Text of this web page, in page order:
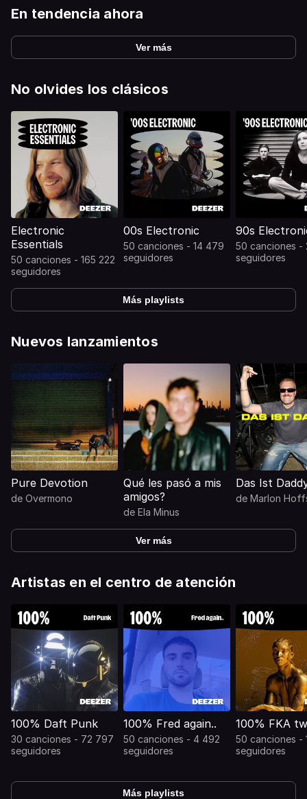
En tendencia ahora
Ver más
No olvides los clásicos
Electronic
Essentials
50 canciones - 165 222
seguidores
00s Electronic
50 canciones - 14 479
seguidores
90s
50 canciones -
seguidores
Más playlists
Nuevos lanzamientos
Pure Devotion
de Overmono
Qué les pasó a mis
amigos?
de Ela Minus
Das Ist
de Marlon
Ver más
Artistas en el centro de atención
100% Daft Punk
30 canciones - 72 797
seguidores
100% Fred again..
50 canciones - 4 492
seguidores
100% FKA
50 canciones -
seguidores
Más playlists